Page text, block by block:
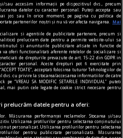
sau accesăm informații pe dispozitivul dvs., precum
datelor cu caracter personal. Puteți accepta sau
jos sau în orice moment, pe pagina cu politica de
partenerilor noștri și nu vă vor afecta navigarea.
Mai
si agentiile de publicitate partenere, precum si
prelucram date pentru a permite website-ului sa
si anunturile publicitare afisate in functie de
oferi functionalitati aferente retelelor de socializare si
de drepturile prevazute de art. 15-22 din GDPR in
personal. Aceste drepturi pot fi exercitate prin
TOATE”, acceptati folosirea tuturor Tehnologiilor de
dvs. cu privire la stocarea/accesarea informatiilor de catre
“VREAU SA MODIFIC SETARILE INDIVIDUAL” puteti
mai putin cele legate de cookie strict necesare pentru
prelucrăm datele pentru a oferi:
Măsurarea performanței reclamelor. Stocarea și/sau
Utilizarea profilurilor pentru selectarea conținutului
personalizat. Utilizarea profilurilor pentru selectarea
pentru publicitate personalizată. Măsurarea